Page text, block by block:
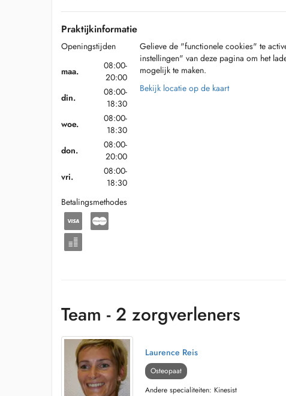
Praktijkinformatie
Openingstijden
maa.
08:00-
20:00
din.
08:00-
18:30
woe.
08:00-
18:30
don.
08:00-
20:00
vri.
08:00-
18:30
Betalingsmethodes
Gelieve de "functionele cookies" te
instellingen" van deze pagina om het
mogelijk te maken.
Bekijk locatie op de kaart
Team - 2 zorgverleners
Laurence Reis
Osteopaat
Andere specialiteiten: Kinesist